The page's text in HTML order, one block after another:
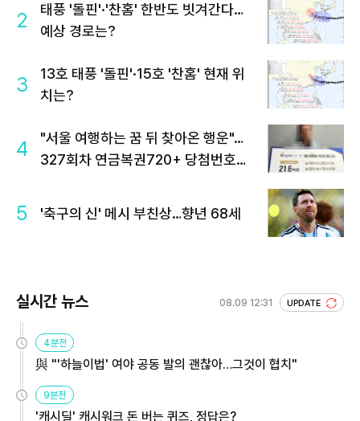
2
태풍 '돌핀'·'찬홈' 한반도 빗겨간다…
예상 경로는?
3
13호 태풍 '돌핀'·15호 '찬홈' 현재 위
치는?
4
"서울 여행하는 꿈 뒤 찾아온 행운"…
327회차 연금복권720+ 당첨번호조
5 '축구의 신' 메시 부친상…향년 68세
실시간 뉴스 08.09 12:31 UPDATE
4분전
與 "'하늘이법' 여야 공동 발의 괜찮아…그것이 협치"
9분전
'캐시딜' 캐시워크 돈 버는 퀴즈, 정답은?